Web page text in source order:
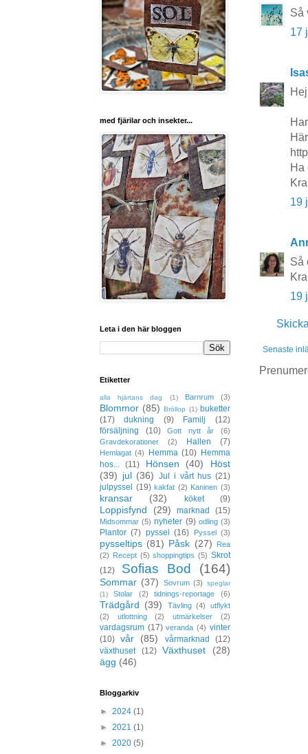
Så
17
Ha
19
Så
19
Senaste
med fjärilar och insekter...
Leta i den här bloggen
Etiketter
alla hjärtans dag (1) Barnrum (3)
Blommor (85) Bröllop (1) buketter
(17)
dukning (9) Familj
(12)
försäljning
(10) Gott nytt år
(6)
Gravdekorationer
(2) Hallen (7)
Hemlagat (4) Hemma (10) Hemma
hos...
(11) Hönsen (40)
Höst
(39) jul (36) Jul i vårt hus (21)
julpyssel
(19) kakfat (2) Kaninen (3)
kransar (32) köket (9)
Loppisfynd (29) marknad (15)
Midsommar (5) nyheter (9) odling (3)
Plantor (7) pyssel (16) Pyssel (3)
pysseltips (81) Påsk (27)
Rea
(2) Recept (5) shoppingtips (5) Skrot
(12)
Sofias Bod (164)
Sommar (37) Sovrum (3)
speglar
(1)
Stolar (2) tidnings-reportage (6)
Trädgård (39) Tävling (4)
utflykt
(2)
utlottning (2) utmärkelser (2)
vardagsrum (17) veranda (4) vinter
(10) vår (85) vårmarknad
(12)
växthuset
(12) Växthuset
(28)
ägg (46)
Bloggarkiv
► 2024 (1)
► 2021 (1)
► 2020 (5)